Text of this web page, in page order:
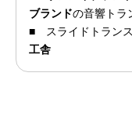
ブランドの音響トラ
■
スライドトラン
工舎